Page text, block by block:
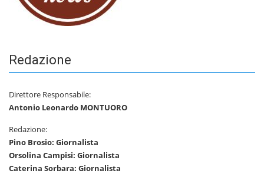
Redazione
Direttore Responsabile:
Antonio Leonardo MONTUORO
Redazione:
Pino Brosio: Giornalista
Orsolina Campisi: Giornalista
Caterina Sorbara: Giornalista